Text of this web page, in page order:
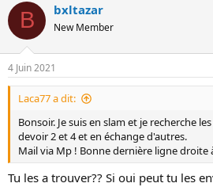
B bxltazar
New Member
4 Juin 2021
Laca77 a dit:
Bonsoir. Je suis en slam et je recherche
devoir 2 et 4 et en échange d'autres.
Mail via Mp ! Bonne dernière ligne droite
Tu les a trouver?? Si oui peut tu les